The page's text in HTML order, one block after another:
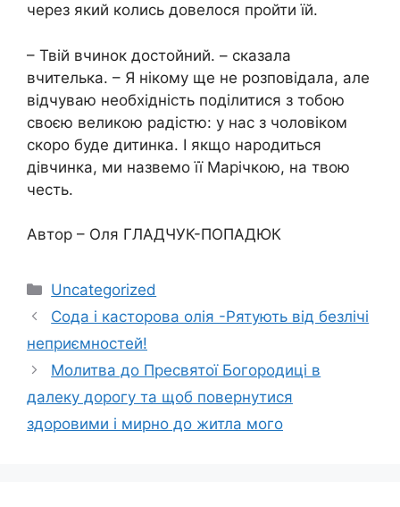
через який колись довелося пройти їй.
– Твій вчинок достойний. – сказала
вчителька. – Я нікому ще не розповідала, але
відчуваю необхідність поділитися з тобою
своєю великою радістю: у нас з чоловіком
скоро буде дитинка. І якщо народиться
дівчинка, ми назвемо її Марічкою, на твою
честь.
Автор – Оля ГЛАДЧУК-ПОПАДЮК
Категорії
Uncategorized
Сода і касторова олія -Рятують від безлічі
неприємностей!
Молитва до Пресвятої Богородиці в
далеку дорогу та щоб повернутися
здоровими і мирно до житла мого